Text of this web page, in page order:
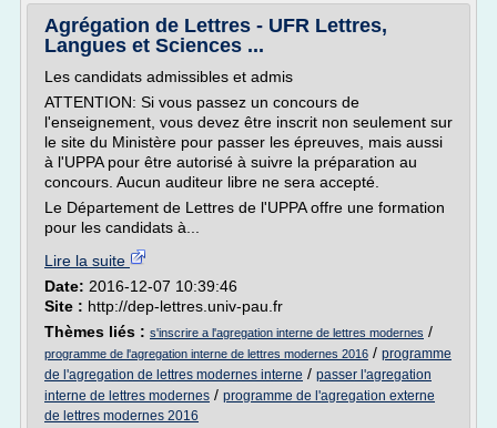
Agrégation de Lettres - UFR Lettres,
Langues et Sciences ...
Les candidats admissibles et admis
ATTENTION: Si vous passez un concours de
l'enseignement, vous devez être inscrit non seulement sur
le site du Ministère pour passer les épreuves, mais aussi
à l'UPPA pour être autorisé à suivre la préparation au
concours. Aucun auditeur libre ne sera accepté.
Le Département de Lettres de l'UPPA offre une formation
pour les candidats à...
Lire la suite
Date: 2016-12-07 10:39:46
Site : http://dep-lettres.univ-pau.fr
Thèmes liés : s'inscrire a l'agregation interne de lettres modernes /
programme de l'agregation interne de lettres modernes 2016 / programme
de l'agregation de lettres modernes interne / passer l'agregation
interne de lettres modernes / programme de l'agregation externe
de lettres modernes 2016